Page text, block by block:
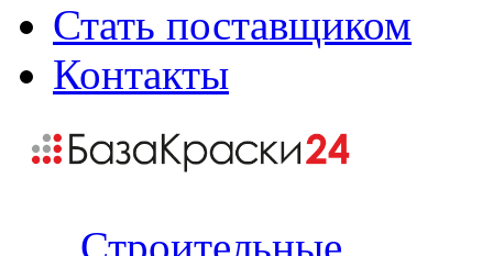
Стать поставщиком
Контакты
Строительные